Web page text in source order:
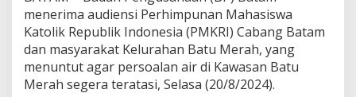
n
P
e
n
h
i
menerima audiensi Perhimpunan Mahasiswa
Katolik Republik Indonesia (PMKRI) Cabang Batam
dan masyarakat Kelurahan Batu Merah, yang
menuntut agar persoalan air di Kawasan Batu
Merah segera teratasi, Selasa (20/8/2024).